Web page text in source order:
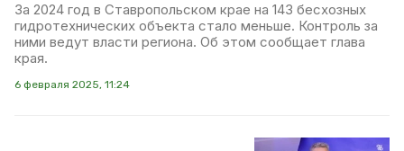
За 2024 год в Ставропольском крае на 143 бесхозных
гидротехнических объекта стало меньше. Контроль за
ними ведут власти региона. Об этом сообщает глава
края.
6 февраля 2025, 11:24